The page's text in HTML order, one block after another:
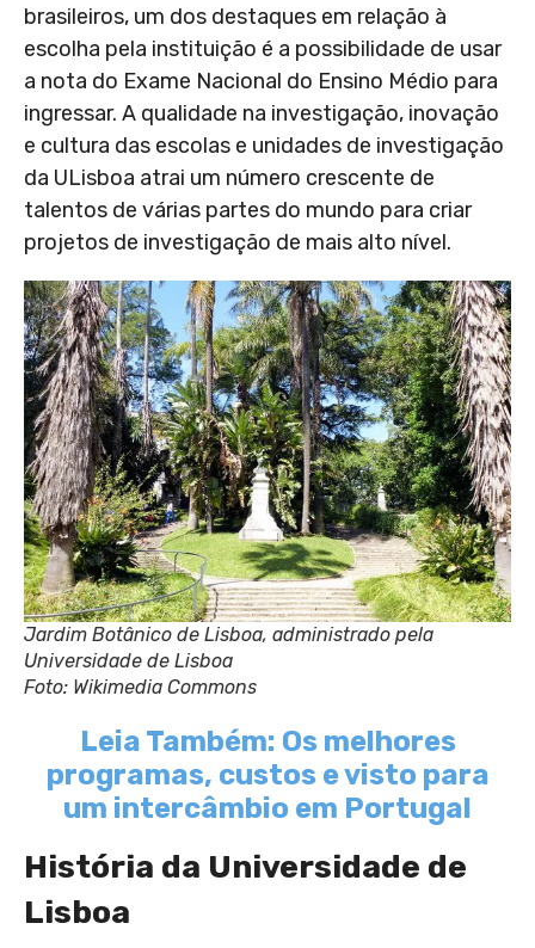
brasileiros, um dos destaques em relação à
escolha pela instituição é a possibilidade de usar
a nota do Exame Nacional do Ensino Médio para
ingressar. A qualidade na investigação, inovação
e cultura das escolas e unidades de investigação
da ULisboa atrai um número crescente de
talentos de várias partes do mundo para criar
projetos de investigação de mais alto nível.
Jardim Botânico de Lisboa, administrado pela
Universidade de Lisboa
Foto: Wikimedia Commons
Leia Também: Os melhores
programas, custos e visto para
um intercâmbio em Portugal
História da Universidade de
Lisboa